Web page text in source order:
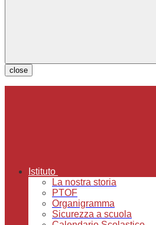
close
Istituto
La nostra storia
PTOF
Organigramma
Sicurezza a scuola